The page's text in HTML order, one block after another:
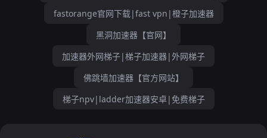
fastorange官网下载|fast vpn|橙子加速器
黑洞加速器【官网】
加速器外网梯子|梯子加速器|外网梯子
佛跳墙加速器【官方网站】
梯子npv|ladder加速器安卓|免费梯子